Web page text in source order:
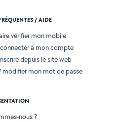
/ AIDE
vérifier mon mobile
à mon compte
depuis le site web
mon mot de passe
nous ?